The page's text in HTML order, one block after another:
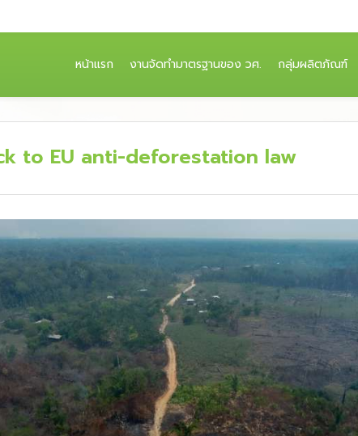
หน้าแรก (CURRENT)
งานจัดทำมาตรฐานของ วศ. กลุ่มผลิตภัณฑ์
to EU anti-deforestation law